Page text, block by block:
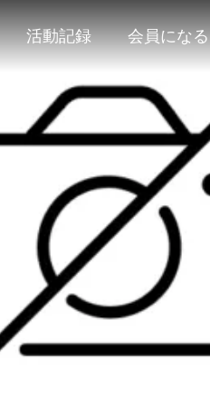
活動記録 会員になる